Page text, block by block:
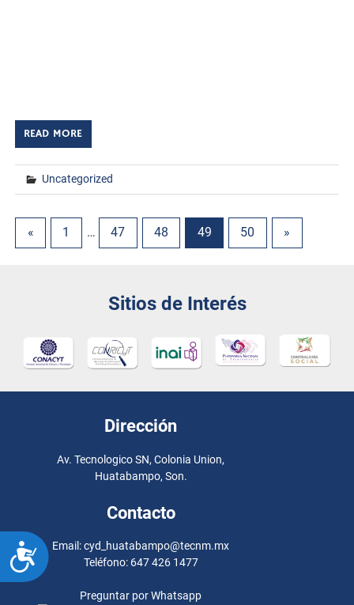
ACCESIBILIDAD
READ MORE
Uncategorized
« 1 … 47 48 49 50 »
Sitios de Interés
Dirección
Av. Tecnologico SN, Colonia Union,
Huatabampo, Son.
Contacto
Email: cyd_huatabampo@tecnm.mx
Teléfono: 647 426 1477
Preguntar por Whatsapp